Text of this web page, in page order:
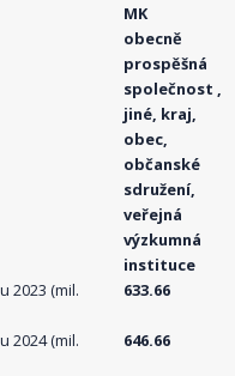
MK
obecně
prospěšná
společnost ,
jiné, kraj,
obec,
občanské
sdružení,
veřejná
výzkumná
instituce
2023 (mil.
633.66
2024 (mil.
646.66